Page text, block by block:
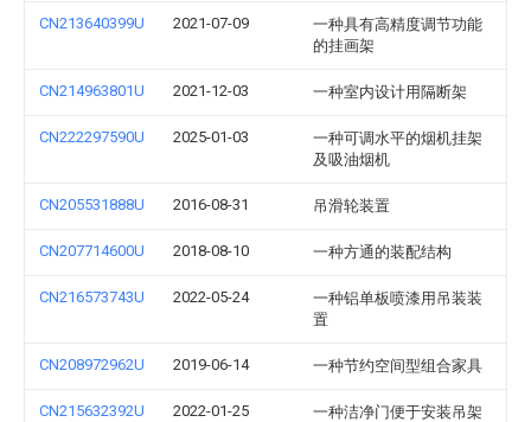
CN213640399U 2021-07-09
一种具有高精度调节功能
的挂画架
CN214963801U 2021-12-03 一种室内设计用隔断架
CN222297590U 2025-01-03
一种可调水平的烟机挂架
及吸油烟机
CN205531888U 2016-08-31 吊滑轮装置
CN207714600U 2018-08-10 一种方通的装配结构
CN216573743U 2022-05-24
一种铝单板喷漆用吊装装
置
CN208972962U 2019-06-14 一种节约空间型组合家具
CN215632392U 2022-01-25 一种洁净门便于安装吊架